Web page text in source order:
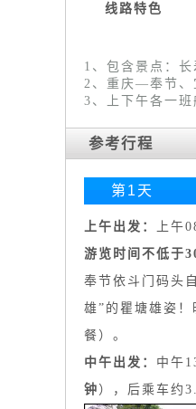
线路特色
1、包含景点：
2、重庆—奉节、
3、上下午各一班
参考行程
第1天
上午出发 ： 上午
游览时间不低于
奉节依斗门码头
雄”的瞿塘雄姿
餐）。
中午出发： 中午
钟 ），后乘车约